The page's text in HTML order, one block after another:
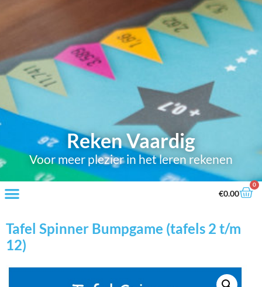
Reken Vaardig
Voor meer plezier in het leren rekenen
€0.00
0
Tafel Spinner Bumpgame (tafels 2 t/m
12)